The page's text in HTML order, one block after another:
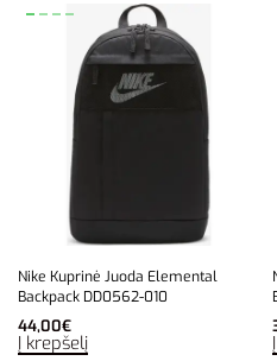
Nike Kuprinė Juoda Elemental
Backpack DD0562-010
44,00€
Į krepšelį